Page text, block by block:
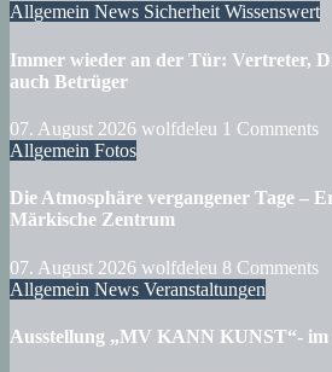
Allgemein News SicherheitWissenswert
Immer wieder an der Tür: Vertreter,
auch Betrüger
07. August 2026 wolfdeleu 1 Comments
Allgemein Fotos
Die Atmosphäre vergangener Tage –
Märkische Zentrum
07. August 2026 wolfdeleu 8 Comments
Allgemein News Veranstaltungen
Ausstellung „MV KANN KUNST“-